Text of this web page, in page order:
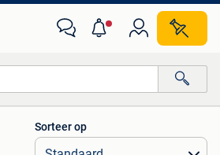
Alle afstanden…
Sorteer op